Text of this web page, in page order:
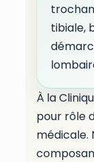
tibiale,
À la
pour rôle
médicale.